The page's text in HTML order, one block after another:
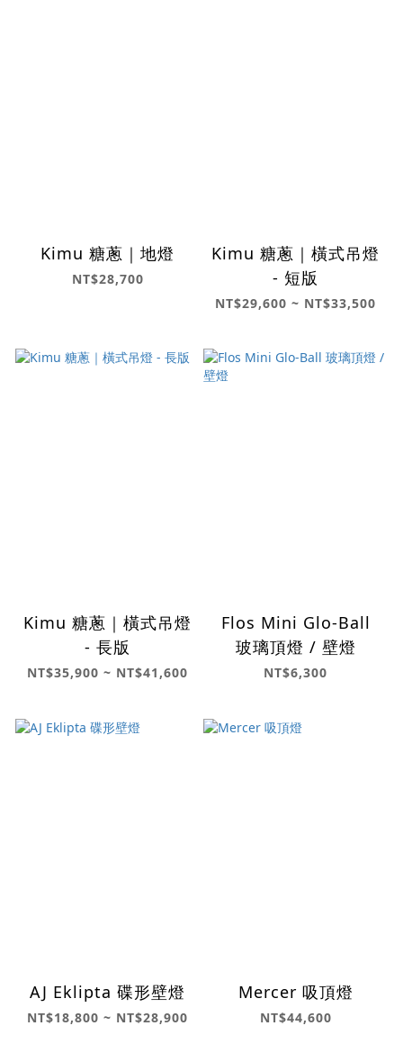
Kimu 糖蔥｜地燈
NT$28,700
Kimu 糖蔥｜橫式吊燈
- 短版
NT$29,600 ~ NT$33,500
Kimu 糖蔥｜橫式吊燈
- 長版
NT$35,900 ~ NT$41,600
Flos Mini Glo-Ball
玻璃頂燈 / 壁燈
NT$6,300
AJ Eklipta 碟形壁燈
NT$18,800 ~ NT$28,900
Mercer 吸頂燈
NT$44,600